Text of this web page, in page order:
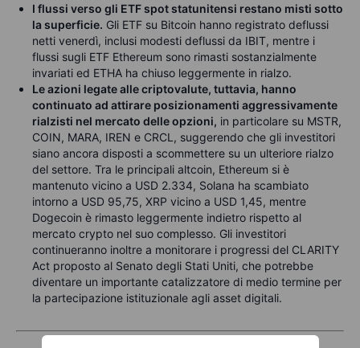
I flussi verso gli ETF spot statunitensi restano misti sotto
la superficie. Gli ETF su Bitcoin hanno registrato deflussi
netti venerdì, inclusi modesti deflussi da IBIT, mentre i
flussi sugli ETF Ethereum sono rimasti sostanzialmente
invariati ed ETHA ha chiuso leggermente in rialzo.
Le azioni legate alle criptovalute, tuttavia, hanno
continuato ad attirare posizionamenti aggressivamente
rialzisti nel mercato delle opzioni, in particolare su MSTR,
COIN, MARA, IREN e CRCL, suggerendo che gli investitori
siano ancora disposti a scommettere su un ulteriore rialzo
del settore. Tra le principali altcoin, Ethereum si è
mantenuto vicino a USD 2.334, Solana ha scambiato
intorno a USD 95,75, XRP vicino a USD 1,45, mentre
Dogecoin è rimasto leggermente indietro rispetto al
mercato crypto nel suo complesso. Gli investitori
continueranno inoltre a monitorare i progressi del CLARITY
Act proposto al Senato degli Stati Uniti, che potrebbe
diventare un importante catalizzatore di medio termine per
la partecipazione istituzionale agli asset digitali.